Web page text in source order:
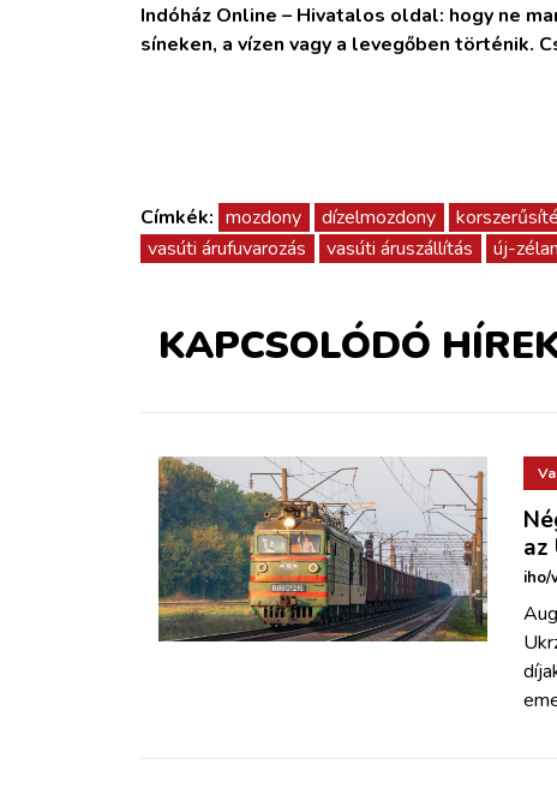
Indóház Online – Hivatalos oldal: hogy ne
síneken, a vízen vagy a levegőben történik.
Címkék: mozdony dízelmozdony
vasúti árufuvarozás
vasúti áruszállítás új-
KAPCSOLÓDÓ
az
iho/